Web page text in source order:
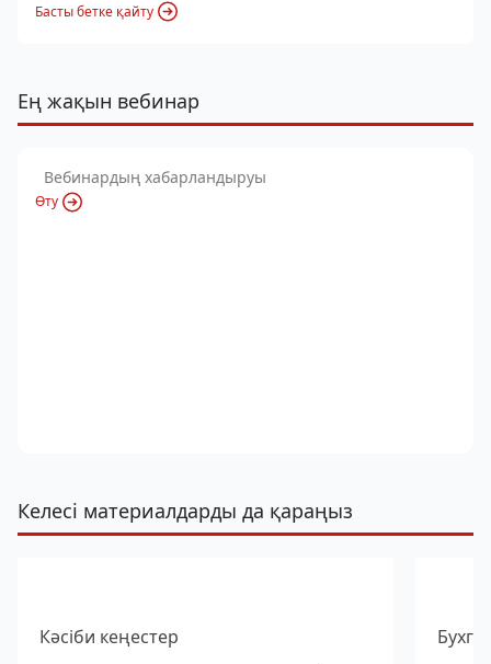
Басты бетке қайту
Ең жақын вебинар
Вебинардың хабарландыруы
Өту
Келесі материалдарды да қараңыз
Кәсіби кеңестер